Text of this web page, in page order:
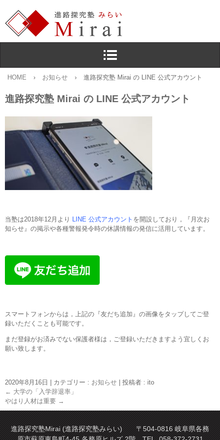
HOME › お知らせ › 進路探究塾 Mirai の LINE 公式アカウント
進路探究塾 Mirai の LINE 公式アカウント
当塾は2018年12月より LINE 公式アカウント を開設しており，『月次お
知らせ』の掲示や各種警報発令時の休講情報の発信に活用しています。
スマートフォンからは，上記の『友だち追加』の画像をタップしてご登
録いただくことも可能です。
まだ登録がお済みでない保護者様は，ご登録いただきますよう宜しくお
願い致します。
2020年8月16日 カテゴリー : お知らせ
投稿者 : ito
← 大学の「入学辞退率」
やはり人材は重要 →
進路探究塾Mirai (進路探究塾みらい) 〒504-0816 岐阜県各務